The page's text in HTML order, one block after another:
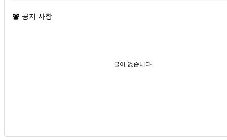
공지 사항
글이 없습니다.